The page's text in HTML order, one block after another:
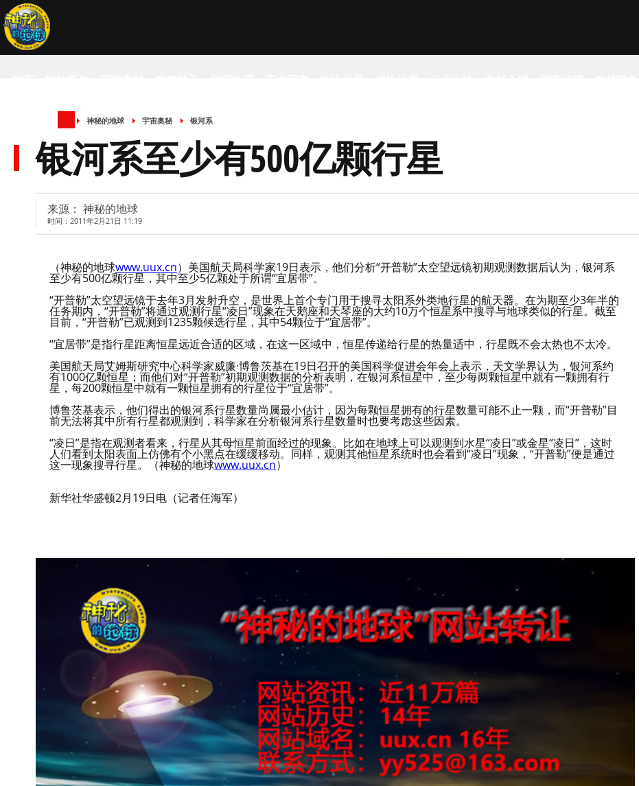
首页 科技新知 宇宙奥秘 航空航天 国家地理 历史军事 动物世界 植物世界 远古生物 未解之谜 探索发现 自然现象
神秘的地球 宇宙奥秘 银河系
银河系至少有500亿颗行星
来源： 神秘的地球
时间：2011年2月21日 11:19
（神秘的地球www.uux.cn）美国航天局科学家19日表示，他们分析“开普勒”太空望远镜初期观测数据后认为，银河系
至少有500亿颗行星，其中至少5亿颗处于所谓“宜居带”。
“开普勒”太空望远镜于去年3月发射升空，是世界上首个专门用于搜寻太阳系外类地行星的航天器。在为期至少3年半的
任务期内，“开普勒”将通过观测行星“凌日”现象在天鹅座和天琴座的大约10万个恒星系中搜寻与地球类似的行星。截至
目前，“开普勒”已观测到1235颗候选行星，其中54颗位于“宜居带”。
“宜居带”是指行星距离恒星远近合适的区域，在这一区域中，恒星传递给行星的热量适中，行星既不会太热也不太冷。
美国航天局艾姆斯研究中心科学家威廉·博鲁茨基在19日召开的美国科学促进会年会上表示，天文学界认为，银河系约
有1000亿颗恒星；而他们对“开普勒”初期观测数据的分析表明，在银河系恒星中，至少每两颗恒星中就有一颗拥有行
星，每200颗恒星中就有一颗恒星拥有的行星位于“宜居带”。
博鲁茨基表示，他们得出的银河系行星数量尚属最小估计，因为每颗恒星拥有的行星数量可能不止一颗，而“开普勒”目
前无法将其中所有行星都观测到，科学家在分析银河系行星数量时也要考虑这些因素。
“凌日”是指在观测者看来，行星从其母恒星前面经过的现象。比如在地球上可以观测到水星“凌日”或金星“凌日”，这时
人们看到太阳表面上仿佛有个小黑点在缓缓移动。同样，观测其他恒星系统时也会看到“凌日”现象，“开普勒”便是通过
这一现象搜寻行星。（神秘的地球www.uux.cn）
新华社华盛顿2月19日电（记者任海军）